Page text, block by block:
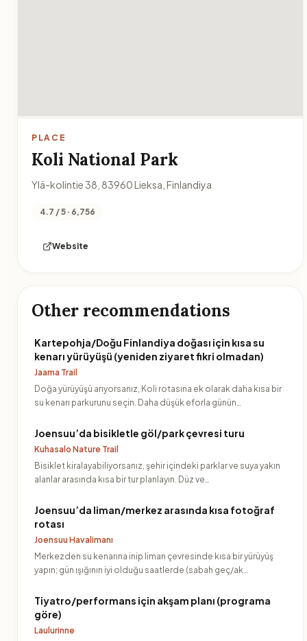
PLACE
Koli National Park
Ylä-kolintie 38, 83960 Lieksa, Finlandiya
4.7 / 5 · 6,756
Website
Other recommendations
Kartepohja/Doğu Finlandiya doğası için kısa su
kenarı yürüyüşü (yeniden ziyaret fikri olmadan)
Jaama Trail
Doğa yürüyüşü arıyorsanız, Koli rotasına ek olarak daha kısa bir
su kenarı parkurunu seçin. Daha düşük eforla günün…
Joensuu’da bisikletle göl/park çevresi turu
Kuhasalo Nature Trail
Bisiklet kiralayabiliyorsanız, şehir içindeki parklar ve suya yakın
alanlar arasında kısa bir tur planlayın. Düz ve…
Joensuu’da liman/merkez arasında kısa fotoğraf
rotası
Joensuu Havalimanı
Merkezden su kenarına inip liman çevresinde kısa bir yürüyüş
yapın; gün ışığının iyi olduğu saatlerde (sabah geç/ak…
Tiyatro/performans için akşam planı (programa
göre)
Laulurinne